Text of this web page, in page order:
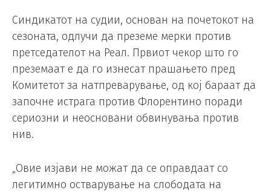
Синдикатот на судии, основан на почетокот на
сезоната, одлучи да преземе мерки против
претседателот на Реал. Првиот чекор што го
преземаат е да го изнесат прашањето пред
Комитетот за натпреварување, од кој бараат да
започне истрага против Флорентино поради
сериозни и неосновани обвинувања против
нив.
„Овие изјави не можат да се оправдаат со
легитимно остварување на слободата на